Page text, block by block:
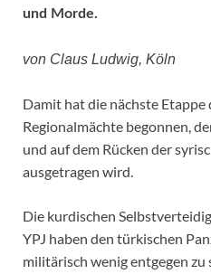
und Morde.
von Claus Ludwig, Köln
Damit hat die nächste
Regionalmächte begonnen,
und auf dem Rücken der
ausgetragen wird.
Die kurdischen
YPJ haben den türkischen
militärisch wenig entgegen zu